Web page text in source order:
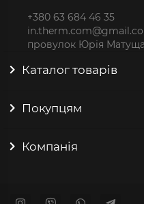
+380 63 684 46 35
провулок Юрія
Каталог товарів
Покупцям
Компанія